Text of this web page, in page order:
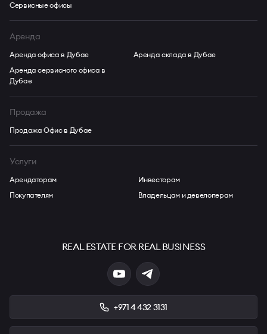
Сервисные офисы
Аренда
Аренда офиса в Дубае
Аренда сервисного офиса в
Дубае
Аренда склада в Дубае
Продажа
Продажа Офис в Дубае
Услуги
Арендаторам
Покупателям
Инвесторам
Владельцам и девелоперам
REAL ESTATE FOR REAL BUSINESS
+971 4 432 3131